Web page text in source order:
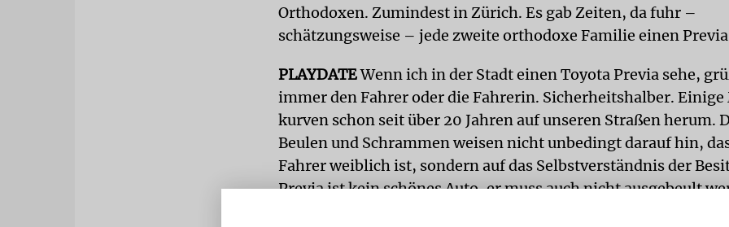
Orthodoxen. Zumindest in Zürich. Es gab Zeiten, da fuhr –
schätzungsweise – jede zweite orthodoxe Familie einen
PLAYDATEWenn ich in der Stadt einen Toyota Previa sehe,
immer den Fahrer oder die Fahrerin. Sicherheitshalber. Einige
kurven schon seit über 20 Jahren auf unseren Straßen herum.
Beulen und Schrammen weisen nicht unbedingt darauf hin,
Fahrer weiblich ist, sondern auf das Selbstverständnis der
Previa ist kein schönes Auto, er muss auch nicht ausgebeult